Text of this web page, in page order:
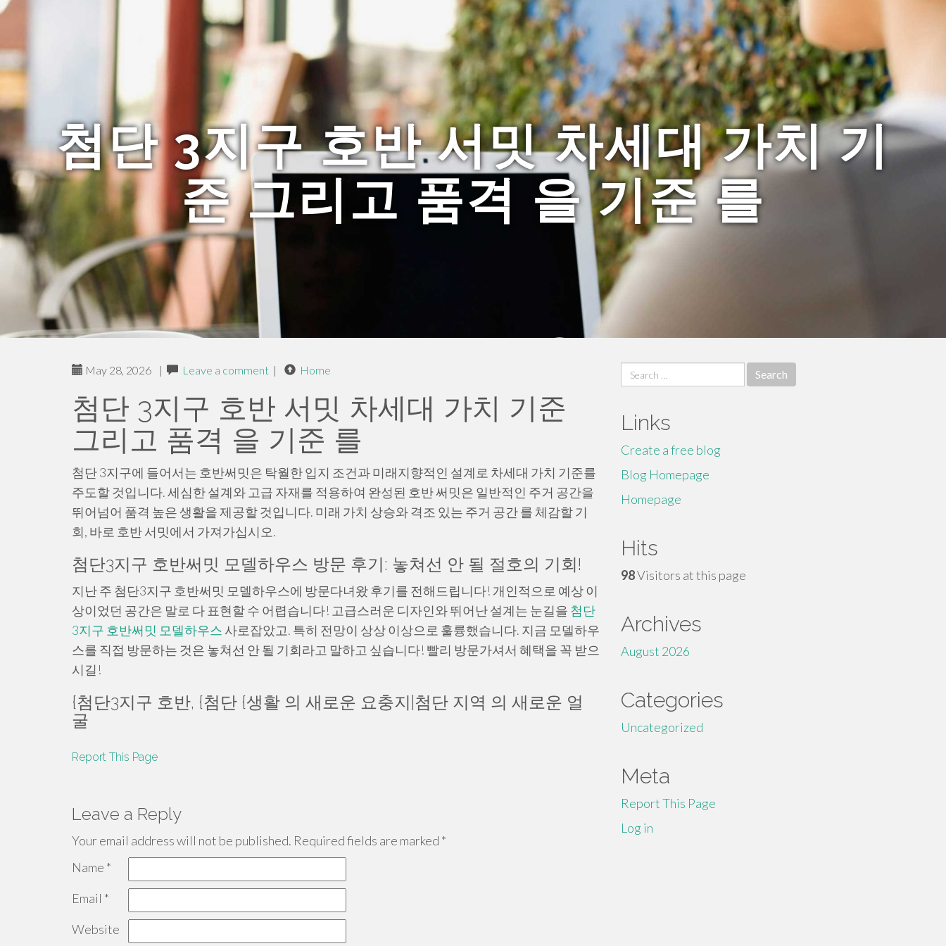
첨단 3지구 호반 서밋 차세대 가치 기
준 그리고 품격 을 기준 를
May 28, 2026 | Leave a comment | Home
첨단 3지구 호반 서밋 차세대 가치 기준
그리고 품격 을 기준 를
첨단 3지구에 들어서는 호반써밋은 탁월한 입지 조건과 미래지향적인 설계로 차세대 가치 기준를
주도할 것입니다. 세심한 설계와 고급 자재를 적용하여 완성된 호반 써밋은 일반적인 주거 공간을
뛰어넘어 품격 높은 생활을 제공할 것입니다. 미래 가치 상승와 격조 있는 주거 공간 를 체감할 기
회, 바로 호반 서밋에서 가져가십시오.
첨단3지구 호반써밋 모델하우스 방문 후기: 놓쳐선 안 될 절호의 기회!
지난 주 첨단3지구 호반써밋 모델하우스에 방문다녀왔 후기를 전해드립니다! 개인적으로 예상 이
상이었던 공간은 말로 다 표현할 수 어렵습니다! 고급스러운 디자인와 뛰어난 설계는 눈길을 첨단
3지구 호반써밋 모델하우스 사로잡았고. 특히 전망이 상상 이상으로 훌륭했습니다. 지금 모델하우
스를 직접 방문하는 것은 놓쳐선 안 될 기회라고 말하고 싶습니다! 빨리 방문가셔서 혜택을 꼭 받으
시길!
{첨단3지구 호반, {첨단 {생활 의 새로운 요충지|첨단 지역 의 새로운 얼
굴
Report This Page
Leave a Reply
Your email address will not be published. Required fields are marked *
Name *
Email *
Website
Search
for:
Links
Create a free blog
Blog Homepage
Homepage
Hits
98Visitors at this page
Archives
August 2026
Categories
Uncategorized
Meta
Report This Page
Log in